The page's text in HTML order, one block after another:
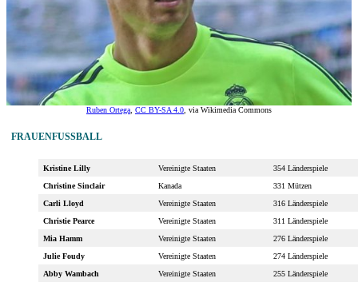
Ruben Ortega CC BY-SA 4.0 , via Wikimedia Commons
FRAUENFUSSBALL
Kristine Lilly Vereinigte Staaten
354 Länderspiele
Christine Sinclair
Kanada
331 Mützen
Carli Lloyd
Vereinigte Staaten
316 Länderspiele
Christie Pearce
Vereinigte Staaten
311 Länderspiele
Mia Hamm
Vereinigte Staaten
276 Länderspiele
Julie Foudy
Vereinigte Staaten
274 Länderspiele
Abby Wambach
Vereinigte Staaten
255 Länderspiele